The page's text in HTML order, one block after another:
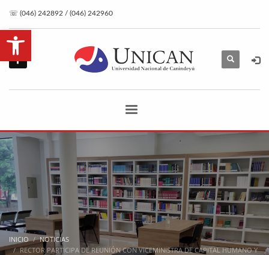
Abrir barra de herramientas
☏ (046) 242892 / (046) 242960
INICIO
NOTICIAS
RECTOR PARTICIPA DE REUNIÓN CON VICEMINISTRA DE CAPITAL HUMANO Y